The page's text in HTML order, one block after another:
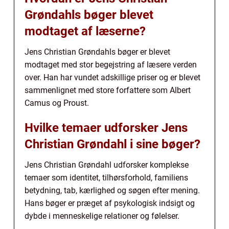
Grøndahls bøger blevet
modtaget af læserne?
Jens Christian Grøndahls bøger er blevet
modtaget med stor begejstring af læsere verden
over. Han har vundet adskillige priser og er blevet
sammenlignet med store forfattere som Albert
Camus og Proust.
Hvilke temaer udforsker Jens
Christian Grøndahl i sine bøger?
Jens Christian Grøndahl udforsker komplekse
temaer som identitet, tilhørsforhold, familiens
betydning, tab, kærlighed og søgen efter mening.
Hans bøger er præget af psykologisk indsigt og
dybde i menneskelige relationer og følelser.